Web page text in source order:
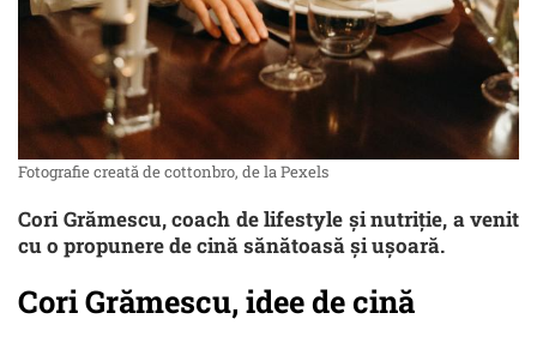
Fotografie creată de cottonbro, de la Pexels
Cori Grămescu, coach de lifestyle și nutriție, a venit
cu o propunere de cină sănătoasă și ușoară.
Cori Grămescu, idee de cină